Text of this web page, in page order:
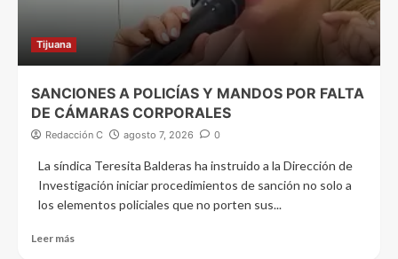
Tijuana
SANCIONES A POLICÍAS Y MANDOS POR FALTA
DE CÁMARAS CORPORALES
Redacción C agosto 7, 2026 0
La síndica Teresita Balderas ha instruido a la Dirección de
Investigación iniciar procedimientos de sanción no solo a
los elementos policiales que no porten sus...
Leer más